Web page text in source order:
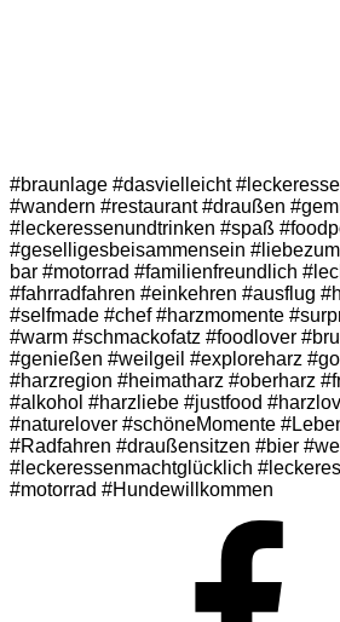
#braunlage #dasvielleicht
#wandern #restaurant #draußen
#leckeressenundtrinken #spaß
#geselligesbeisammensein
bar #motorrad #familienfreundlich
#fahrradfahren #einkehren #ausflug
#selfmade #chef #harzmomente
#warm #schmackofatz #foodlover
#genießen #weilgeil #exploreharz
#harzregion #heimatharz #oberharz
#alkohol #harzliebe #justfood
#naturelover #schöneMomente
#Radfahren #draußensitzen #bier
#leckeressenmachtglücklich
#motorrad #Hundewillkommen